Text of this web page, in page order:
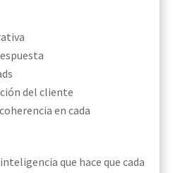
del cliente
en cada
que hace que cada